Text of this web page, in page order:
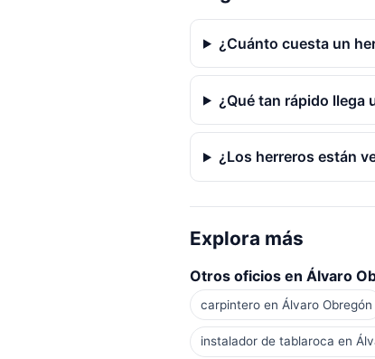
¿Cuánto cuesta un
¿Qué tan rápido llega
¿Los herreros están
Explora más
Otros oficios en Álvaro
carpintero en Álvaro Obregón
instalador de tablaroca en